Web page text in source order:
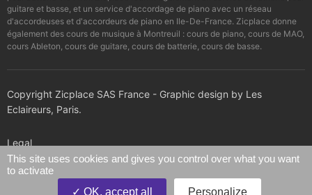
guitare et basse, et un service d'accordage de piano avec un réseau
d'accordeuses et d'accordeurs de piano en Ile-De-France. Zicplace donne
également des cours de musique à Montreuil : cours de piano, cours de MAO,
cours Ableton, cours de guitare, cours de batterie, cours de basse.
Copyright Zicplace SAS France - Graphic design by Les
Eclaireurs, Paris.
Legal
Confidentiality policy
This site uses cookies and gives you control over what you want
to activate
OK, accept all
Personalize